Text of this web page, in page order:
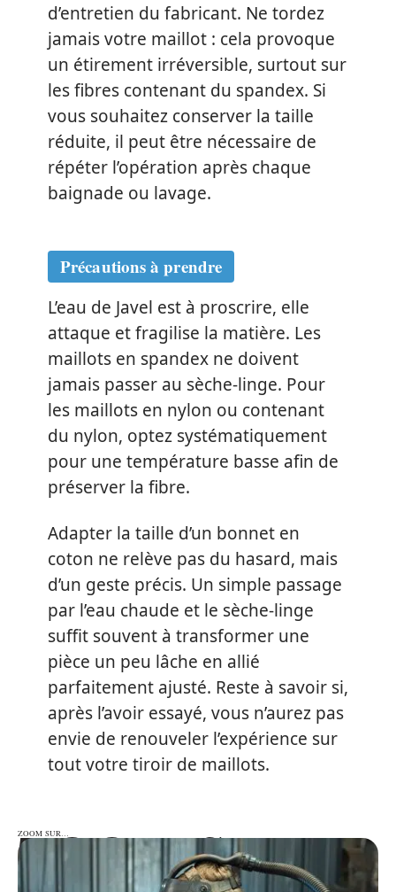
d’entretien du fabricant. Ne tordez
jamais votre maillot : cela provoque
un étirement irréversible, surtout sur
les fibres contenant du spandex. Si
vous souhaitez conserver la taille
réduite, il peut être nécessaire de
répéter l’opération après chaque
baignade ou lavage.
Précautions à prendre
L’eau de Javel est à proscrire, elle
attaque et fragilise la matière. Les
maillots en spandex ne doivent
jamais passer au sèche-linge. Pour
les maillots en nylon ou contenant
du nylon, optez systématiquement
pour une température basse afin de
préserver la fibre.
Adapter la taille d’un bonnet en
coton ne relève pas du hasard, mais
d’un geste précis. Un simple passage
par l’eau chaude et le sèche-linge
suffit souvent à transformer une
pièce un peu lâche en allié
parfaitement ajusté. Reste à savoir si,
après l’avoir essayé, vous n’aurez pas
envie de renouveler l’expérience sur
tout votre tiroir de maillots.
ZOOM SUR…
ZOOM SUR…